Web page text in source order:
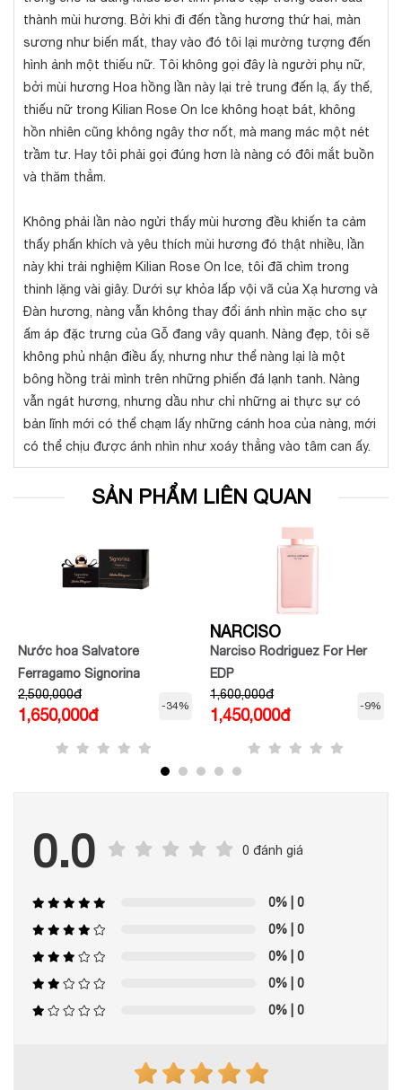
thành mùi hương. Bởi khi đi đến tầng hương thứ hai, màn
sương như biến mất, thay vào đó tôi lại mường tượng đến
hình ảnh một thiếu nữ. Tôi không gọi đây là người phụ nữ,
bởi mùi hương Hoa hồng lần này lại trẻ trung đến lạ, ấy thế,
thiếu nữ trong Kilian Rose On Ice không hoạt bát, không
hồn nhiên cũng không ngây thơ nốt, mà mang mác một nét
trầm tư. Hay tôi phải gọi đúng hơn là nàng có đôi mắt buồn
và thăm thẳm.
Không phải lần nào ngửi thấy mùi hương đều khiến ta cảm
thấy phấn khích và yêu thích mùi hương đó thật nhiều, lần
này khi trải nghiệm Kilian Rose On Ice, tôi đã chìm trong
thinh lặng vài giây. Dưới sự khỏa lấp vội vã của Xạ hương và
Đàn hương, nàng vẫn không thay đổi ánh nhìn mặc cho sự
ấm áp đặc trưng của Gỗ đang vây quanh. Nàng đẹp, tôi sẽ
không phủ nhận điều ấy, nhưng như thể nàng lại là một
bông hồng trải mình trên những phiến đá lạnh tanh. Nàng
vẫn ngát hương, nhưng dầu như chỉ những ai thực sự có
bản lĩnh mới có thể chạm lấy những cánh hoa của nàng, mới
có thể chịu được ánh nhìn như xoáy thẳng vào tâm can ấy.
SẢN PHẨM LIÊN QUAN
Nước hoa Salvatore
Ferragamo Signorina
Misteriosa
2,500,000đ
1,650,000đ
-34%
NARCISO
Narciso Rodriguez For Her
EDP
1,600,000đ
1,450,000đ
-9%
0.0 0 đánh giá
0% | 0
0% | 0
0% | 0
0% | 0
0% | 0